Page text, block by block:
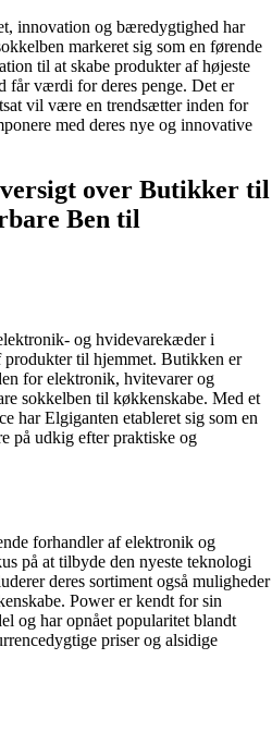
innovation og bæredygtighed har
markeret sig som en førende
til at skabe produkter af højeste
får værdi for deres penge. Det er
vil være en trendsætter inden for
med deres nye og innovative
over Butikker til
Ben til
og hvidevarekæder i
til hjemmet. Butikken er
for elektronik, hvitevarer og
sokkelben til køkkenskabe. Med et
har Elgiganten etableret sig som en
på udkig efter praktiske og
forhandler af elektronik og
på at tilbyde den nyeste teknologi
deres sortiment også muligheder
Power er kendt for sin
og har opnået popularitet blandt
priser og alsidige